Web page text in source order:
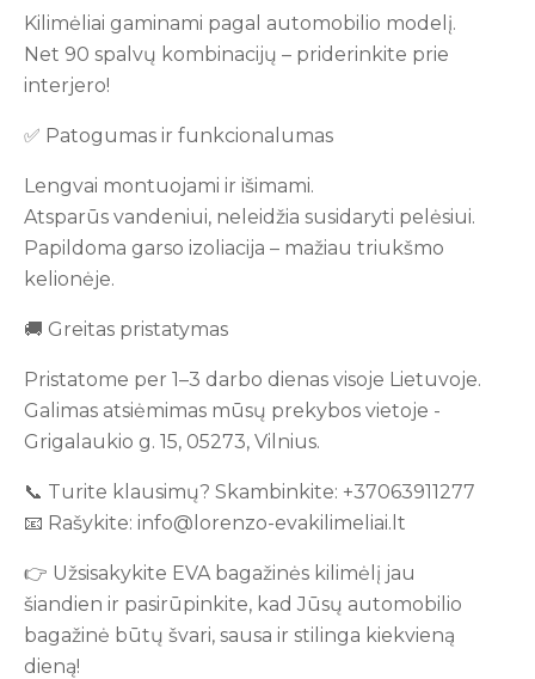
Kilimėliai gaminami pagal automobilio modelį.
Net 90 spalvų kombinacijų – priderinkite prie
interjero!
✅ Patogumas ir funkcionalumas
Lengvai montuojami ir išimami.
Atsparūs vandeniui, neleidžia susidaryti pelėsiui.
Papildoma garso izoliacija – mažiau triukšmo
kelionėje.
🚚 Greitas pristatymas
Pristatome per 1–3 darbo dienas visoje Lietuvoje.
Galimas atsiėmimas mūsų prekybos vietoje -
Grigalaukio g. 15, 05273, Vilnius.
📞 Turite klausimų? Skambinkite: +37063911277
📧 Rašykite: info@lorenzo-evakilimeliai.lt
👉 Užsisakykite EVA bagažinės kilimėlį jau
šiandien ir pasirūpinkite, kad Jūsų automobilio
bagažinė būtų švari, sausa ir stilinga kiekvieną
dieną!